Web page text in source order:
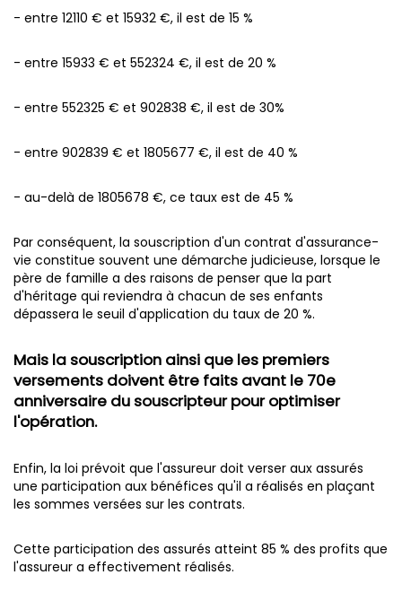
- entre 12110 € et 15932 €, il est de 15 %
- entre 15933 € et 552324 €, il est de 20 %
- entre 552325 € et 902838 €, il est de 30%
- entre 902839 € et 1805677 €, il est de 40 %
- au-delà de 1805678 €, ce taux est de 45 %
Par conséquent, la souscription d'un contrat d'assurance-
vie constitue souvent une démarche judicieuse, lorsque le
père de famille a des raisons de penser que la part
d'héritage qui reviendra à chacun de ses enfants
dépassera le seuil d'application du taux de 20 %.
Mais la souscription ainsi que les premiers
versements doivent être faits avant le 70e
anniversaire du souscripteur pour optimiser
l'opération.
Enfin, la loi prévoit que l'assureur doit verser aux assurés
une participation aux bénéfices qu'il a réalisés en plaçant
les sommes versées sur les contrats.
Cette participation des assurés atteint 85 % des profits que
l'assureur a effectivement réalisés.